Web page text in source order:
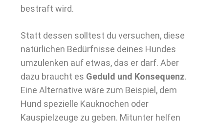
bestraft wird.
Statt dessen solltest du versuchen, diese
natürlichen Bedürfnisse deines Hundes
umzulenken auf etwas, das er darf. Aber
dazu braucht es Geduld und Konsequenz.
Eine Alternative wäre zum Beispiel, dem
Hund spezielle Kauknochen oder
Kauspielzeuge zu geben. Mitunter helfen